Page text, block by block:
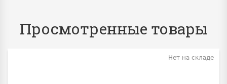
Просмотренные товары
Нет на складе